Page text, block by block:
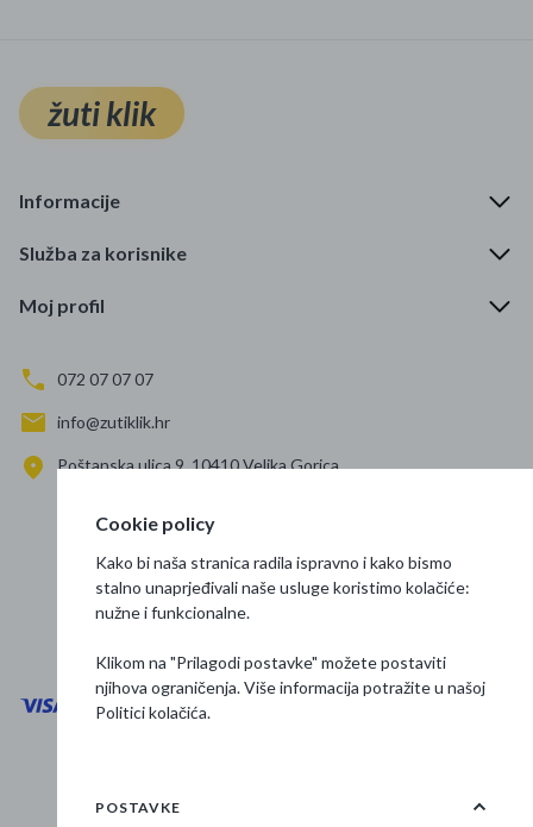
žuti klik
Informacije
Služba za korisnike
Moj profil
072 07 07 07
info@zutiklik.hr
Poštanska ulica 9, 10410 Velika Gorica
Prati nas
Osnovne informacije
Cookie policy
Kako bi naša stranica radila ispravno i kako bismo
stalno unaprjeđivali naše usluge koristimo kolačiće:
nužne i funkcionalne.
Klikom na "Prilagodi postavke" možete postaviti
njihova ograničenja. Više informacija potražite u našoj
Politici kolačića.
POSTAVKE